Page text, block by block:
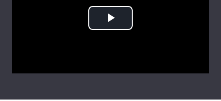
Статті
Думки
Контакти
Play